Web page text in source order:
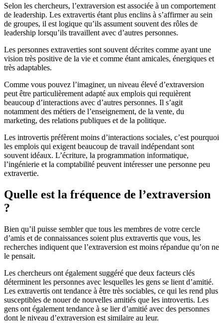
Selon les chercheurs, l’extraversion est associée à un comportement
de leadership. Les extravertis étant plus enclins à s’affirmer au sein
de groupes, il est logique qu’ils assument souvent des rôles de
leadership lorsqu’ils travaillent avec d’autres personnes.
Les personnes extraverties sont souvent décrites comme ayant une
vision très positive de la vie et comme étant amicales, énergiques et
très adaptables.
Comme vous pouvez l’imaginer, un niveau élevé d’extraversion
peut être particulièrement adapté aux emplois qui requièrent
beaucoup d’interactions avec d’autres personnes. Il s’agit
notamment des métiers de l’enseignement, de la vente, du
marketing, des relations publiques et de la politique.
Les introvertis préfèrent moins d’interactions sociales, c’est pourquoi
les emplois qui exigent beaucoup de travail indépendant sont
souvent idéaux. L’écriture, la programmation informatique,
l’ingénierie et la comptabilité peuvent intéresser une personne peu
extravertie.
Quelle est la fréquence de l’extraversion
?
Bien qu’il puisse sembler que tous les membres de votre cercle
d’amis et de connaissances soient plus extravertis que vous, les
recherches indiquent que l’extraversion est moins répandue qu’on ne
le pensait.
Les chercheurs ont également suggéré que deux facteurs clés
déterminent les personnes avec lesquelles les gens se lient d’amitié.
Les extravertis ont tendance à être très sociables, ce qui les rend plus
susceptibles de nouer de nouvelles amitiés que les introvertis. Les
gens ont également tendance à se lier d’amitié avec des personnes
dont le niveau d’extraversion est similaire au leur.